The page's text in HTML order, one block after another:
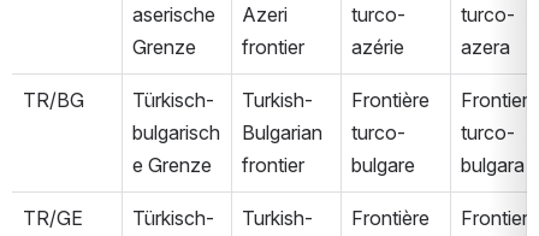
aserische
Grenze
Azeri
frontier
turco-
azérie
turco-
azera
TR/BG
Türkisch-
bulgarisch
e Grenze
Turkish-
Bulgarian
frontier
Frontière
turco-
bulgare
Frontiera
turco-
bulgara
TR/GE
Türkisch-
Turkish-
Frontière
Frontiera